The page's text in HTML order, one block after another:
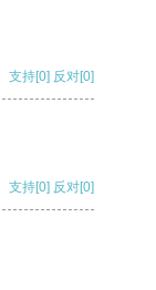
支持[0] 反对[0]
支持[0] 反对[0]